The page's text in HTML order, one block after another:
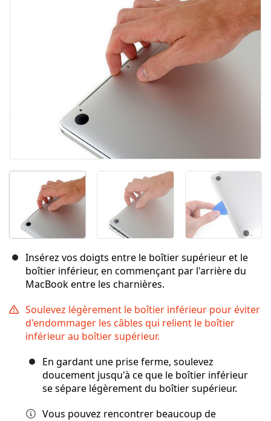
Annuler Publier un commentaire
Insérez vos doigts entre le boîtier supérieur et le
boîtier inférieur, en commençant par l'arrière du
MacBook entre les charnières.
Soulevez légèrement le boîtier inférieur pour éviter
d'endommager les câbles qui relient le boîtier
inférieur au boîtier supérieur.
En gardant une prise ferme, soulevez
doucement jusqu'à ce que le boîtier inférieur
se sépare légèrement du boîtier supérieur.
Vous pouvez rencontrer beaucoup de